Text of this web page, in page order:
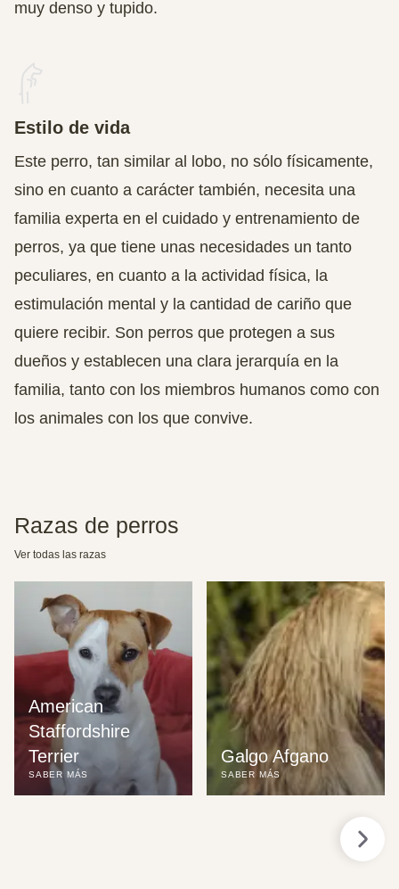
muy denso y tupido.
Estilo de vida
Este perro, tan similar al lobo, no sólo físicamente,
sino en cuanto a carácter también, necesita una
familia experta en el cuidado y entrenamiento de
perros, ya que tiene unas necesidades un tanto
peculiares, en cuanto a la actividad física, la
estimulación mental y la cantidad de cariño que
quiere recibir. Son perros que protegen a sus
dueños y establecen una clara jerarquía en la
familia, tanto con los miembros humanos como con
los animales con los que convive.
Razas de perros
Ver todas las razas
American
Staffordshire
Terrier
SABER MÁS
Galgo Afgano
SABER MÁS